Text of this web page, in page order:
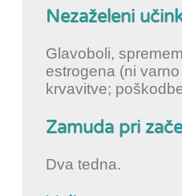
Nezaželeni
Glavoboli,
estrogena (ni
krvavitve;
Zamuda pri
Dva tedna.